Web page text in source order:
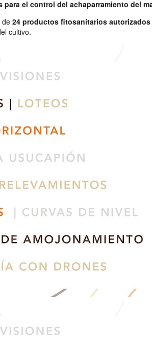
el control del achaparramiento del
de 24 productos fitosanitarios
cultivo.